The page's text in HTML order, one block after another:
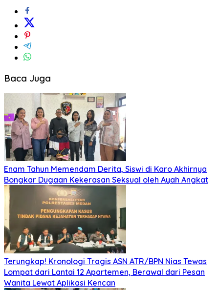
Baca Juga
Enam Tahun Memendam Derita, Siswi di Karo Akhirnya
Bongkar Dugaan Kekerasan Seksual oleh Ayah Angkat
Terungkap! Kronologi Tragis ASN ATR/BPN Nias Tewas
Lompat dari Lantai 12 Apartemen, Berawal dari Pesan
Wanita Lewat Aplikasi Kencan